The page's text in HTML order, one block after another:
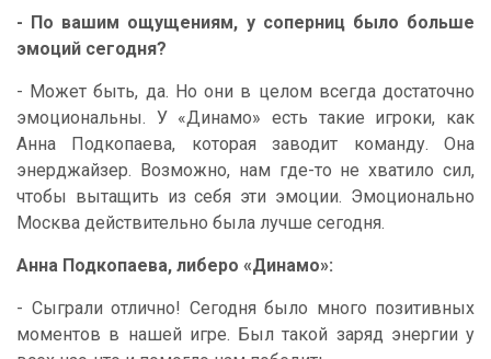
- По вашим ощущениям, у соперниц было больше
эмоций сегодня?
- Может быть, да. Но они в целом всегда достаточно
эмоциональны. У «Динамо» есть такие игроки, как
Анна Подкопаева, которая заводит команду. Она
энерджайзер. Возможно, нам где-то не хватило сил,
чтобы вытащить из себя эти эмоции. Эмоционально
Москва действительно была лучше сегодня.
Анна Подкопаева, либеро «Динамо»:
- Сыграли отлично! Сегодня было много позитивных
моментов в нашей игре. Был такой заряд энергии у